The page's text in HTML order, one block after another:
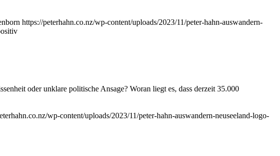
https://peterhahn.co.nz/wp-content/uploads/2023/11/peter-hahn-auswandern-
oder unklare politische Ansage? Woran liegt es, dass derzeit 35.000
wp-content/uploads/2023/11/peter-hahn-auswandern-neuseeland-logo-